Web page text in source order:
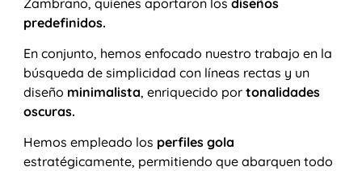
predefinidos.
En conjunto, hemos enfocado nuestro trabajo en la
búsqueda de simplicidad con líneas rectas y un
diseño minimalista, enriquecido portonalidades
oscuras.
Hemos empleado los perfiles gola
estratégicamente, permitiendo que abarquen todo